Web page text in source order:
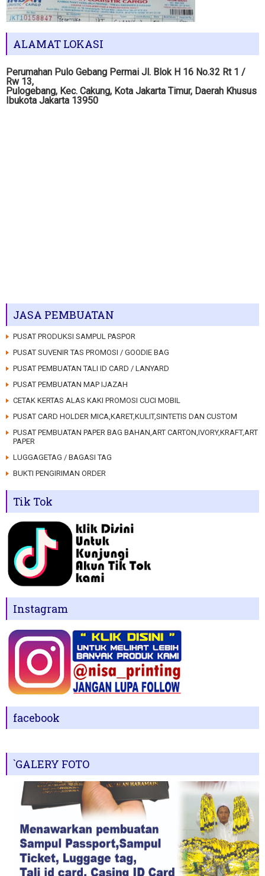
ALAMAT LOKASI
Perumahan Pulo Gebang Permai Jl. Blok H 16 No.32 Rt 1 /
Rw 13,
Pulogebang, Kec. Cakung, Kota Jakarta Timur, Daerah Khusus
Ibukota Jakarta 13950
JASA PEMBUATAN
PUSAT PRODUKSI SAMPUL PASPOR
PUSAT SUVENIR TAS PROMOSI / GOODIE BAG
PUSAT PEMBUATAN TALI ID CARD / LANYARD
PUSAT PEMBUATAN MAP IJAZAH
CETAK KERTAS ALAS KAKI PROMOSI CUCI MOBIL
PUSAT CARD HOLDER MICA,KARET,KULIT,SINTETIS DAN CUSTOM
PUSAT PEMBUATAN PAPER BAG BAHAN,ART CARTON,IVORY,KRAFT,ART
PAPER
LUGGAGETAG / BAGASI TAG
BUKTI PENGIRIMAN ORDER
Tik Tok
Instagram
facebook
`GALERY FOTO